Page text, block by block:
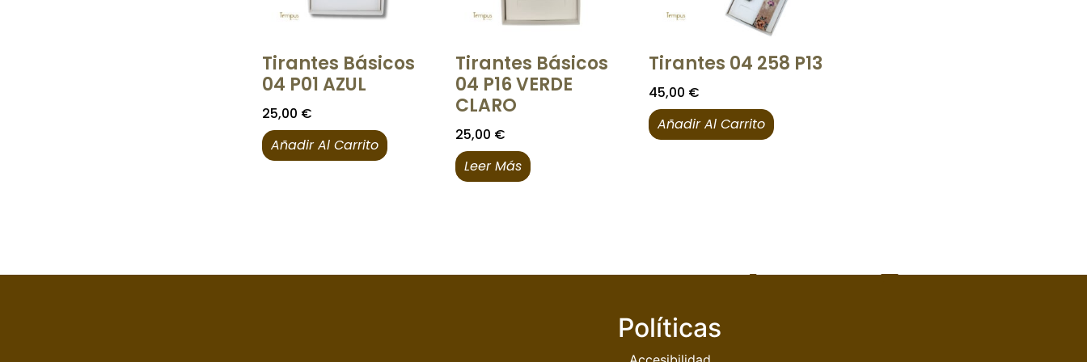
Tirantes Básicos
04 P01 AZUL
25,00 €
Añadir Al Carrito
Tirantes Básicos
04 P16 VERDE
CLARO
25,00 €
Leer Más
Tirantes 04 258 P13
45,00 €
Añadir Al Carrito
Políticas